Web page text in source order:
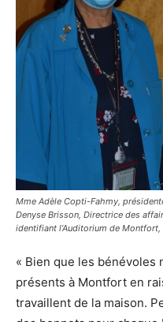
Mme Adèle Copti-Fahmy,
Denyse Brisson, Directrice des
identifiant l’Auditorium de Montfort,
« Bien que les bénévoles
présents à Montfort en
travaillent de la maison.